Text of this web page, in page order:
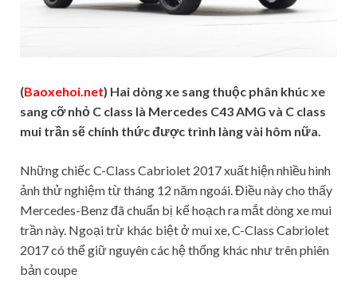
(Baoxehoi.net) Hai dòng xe sang thuộc phân khúc xe
sang cỡ nhỏ C class là Mercedes C43 AMG và C class
mui trần sẽ chính thức được trình làng vài hôm nữa.
Những chiếc C-Class Cabriolet 2017 xuất hiện nhiều hình
ảnh thử nghiệm từ tháng 12 năm ngoái. Điều này cho thấy
Mercedes-Benz đã chuẩn bị kế hoạch ra mắt dòng xe mui
trần này. Ngoại trừ khác biệt ở mui xe, C-Class Cabriolet
2017 có thể giữ nguyên các hệ thống khác như trên phiên
bản coupe